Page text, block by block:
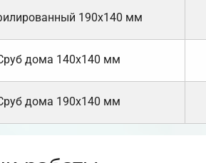
190х140 мм
дома 140х140 мм
дома 190х140 мм